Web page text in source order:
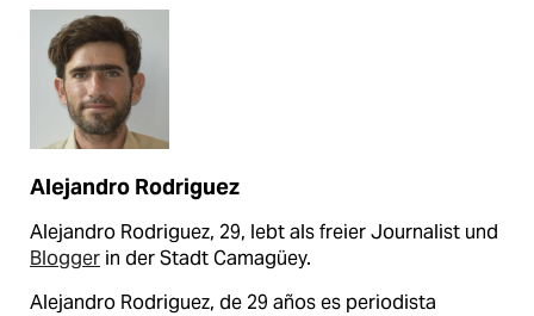
Alejandro Rodriguez
Alejandro Rodriguez, 29, lebt als freier Journalist und
Blogger in der Stadt Camagüey.
Alejandro Rodriguez, de 29 años es periodista